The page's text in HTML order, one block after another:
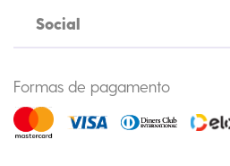
Social
Formas de pagamento